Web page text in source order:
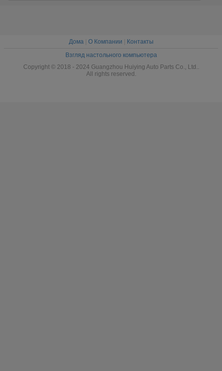
Дома| О Компании
Контакты
Взгляд настольного компьютера
Copyright © 2018 - 2024 Guangzhou Huiying Auto Parts Co., Ltd..
All rights reserved.